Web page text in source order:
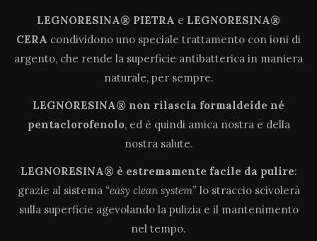
LEGNORESINA® PIETRA e LEGNORESINA®
CERA condividono uno speciale trattamento con ioni di
argento, che rende la superficie antibatterica in maniera
naturale, per sempre.
LEGNORESINA® non rilascia formaldeide né
pentaclorofenolo, ed è quindi amica nostra e della
nostra salute.
LEGNORESINA® è estremamente facile da pulire:
grazie al sistema “easy clean system”lo straccio scivolerà
sulla superficie agevolando la pulizia e il mantenimento
nel tempo.